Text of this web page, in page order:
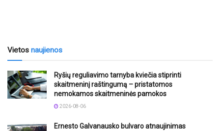
Vietos naujienos
Ryšių reguliavimo tarnyba kviečia stiprinti
skaitmeninį raštingumą – pristatomos
nemokamos skaitmeninės pamokos
2026-08-06
Ernesto Galvanausko bulvaro atnaujinimas